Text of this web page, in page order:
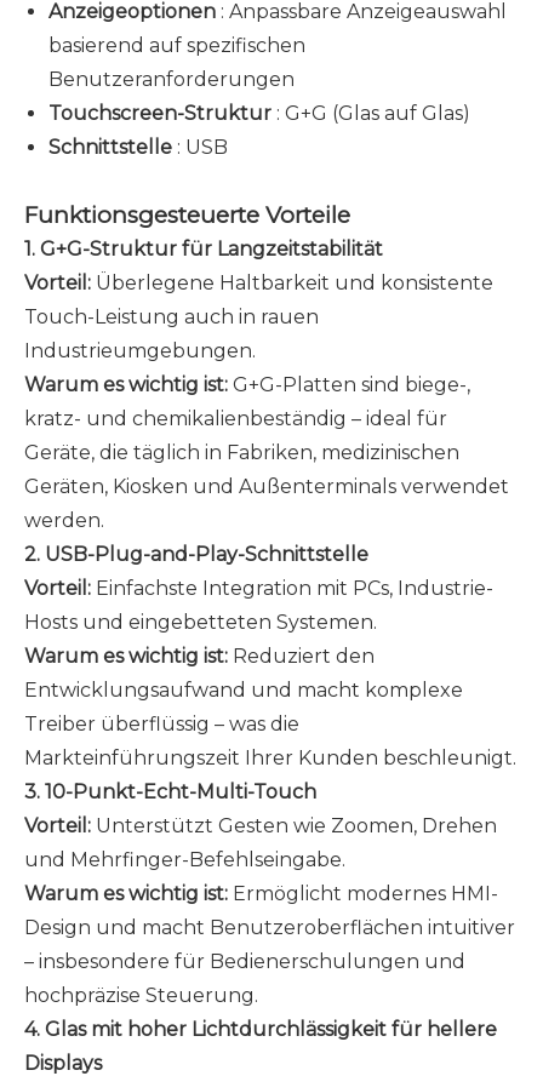
Anzeigeoptionen : Anpassbare Anzeigeauswahl
basierend auf spezifischen
Benutzeranforderungen
Touchscreen-Struktur : G+G (Glas auf Glas)
Schnittstelle : USB
Funktionsgesteuerte Vorteile
1. G+G-Struktur für Langzeitstabilität
Vorteil: Überlegene Haltbarkeit und konsistente
Touch-Leistung auch in rauen
Industrieumgebungen.
Warum es wichtig ist: G+G-Platten sind biege-,
kratz- und chemikalienbeständig – ideal für
Geräte, die täglich in Fabriken, medizinischen
Geräten, Kiosken und Außenterminals verwendet
werden.
2. USB-Plug-and-Play-Schnittstelle
Vorteil: Einfachste Integration mit PCs, Industrie-
Hosts und eingebetteten Systemen.
Warum es wichtig ist: Reduziert den
Entwicklungsaufwand und macht komplexe
Treiber überflüssig – was die
Markteinführungszeit Ihrer Kunden beschleunigt.
3. 10-Punkt-Echt-Multi-Touch
Vorteil: Unterstützt Gesten wie Zoomen, Drehen
und Mehrfinger-Befehlseingabe.
Warum es wichtig ist: Ermöglicht modernes HMI-
Design und macht Benutzeroberflächen intuitiver
– insbesondere für Bedienerschulungen und
hochpräzise Steuerung.
4. Glas mit hoher Lichtdurchlässigkeit für hellere
Displays